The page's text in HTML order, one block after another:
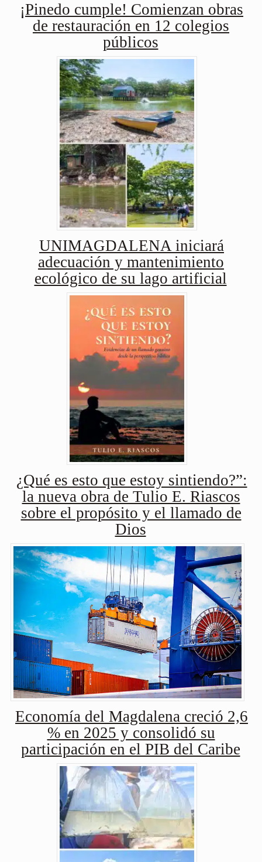
¡Pinedo cumple! Comienzan obras
de restauración en 12 colegios
públicos
UNIMAGDALENA iniciará
adecuación y mantenimiento
ecológico de su lago artificial
¿Qué es esto que estoy sintiendo?”:
la nueva obra de Tulio E. Riascos
sobre el propósito y el llamado de
Dios
Economía del Magdalena creció 2,6
% en 2025 y consolidó su
participación en el PIB del Caribe